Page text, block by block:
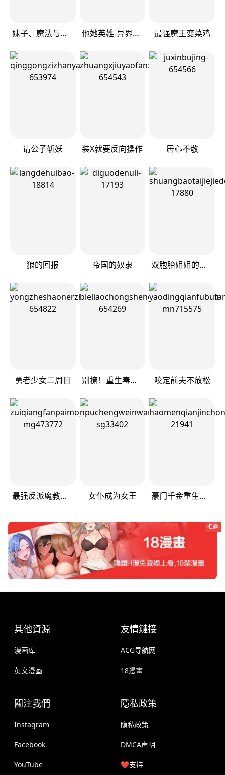
妹子、魔法与修仙者 他她英雄-异界之旅 最强魔王变菜鸡
请公子斩妖 装X就要反向操作 居心不敬
狼的回报 帝国的奴隶 双胞胎姐姐的罢工宣言
勇者少女二周目 别撩！重生毒女只为复仇 咬定前夫不放松
最强反派魔教纨绔 女仆成为女王 豪门千金重生后杀疯了
推薦
其他資源
漫画库
英文漫画
友情鏈接
ACG导航网
18漫畫
關注我們
Instagram
Facebook
YouTube
隱私政策
隐私政策
DMCA声明
❤️支持